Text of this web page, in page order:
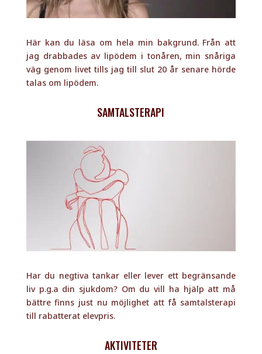
Här kan du läsa om hela min bakgrund. Från att
jag drabbades av lipödem i tonåren, min snåriga
väg genom livet tills jag till slut 20 år senare hörde
talas om lipödem.
SAMTALSTERAPI
Har du negtiva tankar eller lever ett begränsande
liv p.g.a din sjukdom? Om du vill ha hjälp att må
bättre finns just nu möjlighet att få samtalsterapi
till rabatterat elevpris.
AKTIVITETER